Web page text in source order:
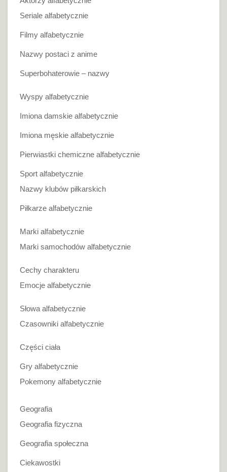
Seriale alfabetycznie
Filmy alfabetycznie
Nazwy postaci z anime
Superbohaterowie – nazwy
Wyspy alfabetycznie
Imiona damskie alfabetycznie
Imiona męskie alfabetycznie
Pierwiastki chemiczne alfabetycznie
Sport alfabetycznie
Nazwy klubów piłkarskich
Piłkarze alfabetycznie
Marki alfabetycznie
Marki samochodów alfabetycznie
Cechy charakteru
Emocje alfabetycznie
Słowa alfabetycznie
Czasowniki alfabetycznie
Części ciała
Gry alfabetycznie
Pokemony alfabetycznie
Geografia
Geografia fizyczna
Geografia społeczna
Ciekawostki